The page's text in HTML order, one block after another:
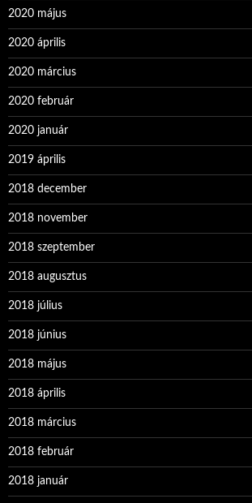
2020 május
2020 április
2020 március
2020 február
2020 január
2019 április
2018 december
2018 november
2018 szeptember
2018 augusztus
2018 július
2018 június
2018 május
2018 április
2018 március
2018 február
2018 január